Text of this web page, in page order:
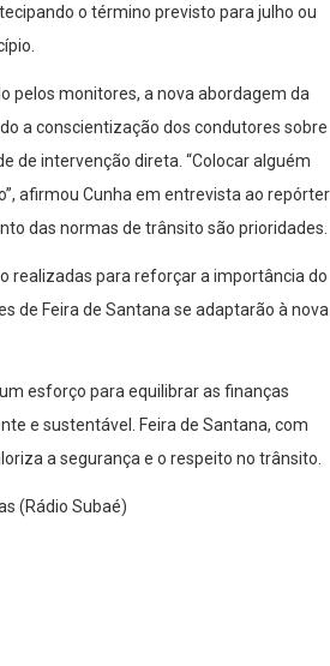
o término previsto para julho ou
pelos monitores, a nova abordagem da
a conscientização dos condutores sobre
de intervenção direta. “Colocar alguém
afirmou Cunha em entrevista ao repórter
das normas de trânsito são prioridades.
realizadas para reforçar a importância do
de Feira de Santana se adaptarão à nova
esforço para equilibrar as finanças
e sustentável. Feira de Santana, com
a segurança e o respeito no trânsito.
(Rádio Subaé)